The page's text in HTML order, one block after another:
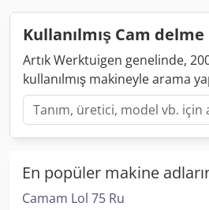
Kullanılmış Cam
Artık Werktuigen genelinde,
kullanılmış makineyle arama
En popüler makine
Camam Lol 75 Ru